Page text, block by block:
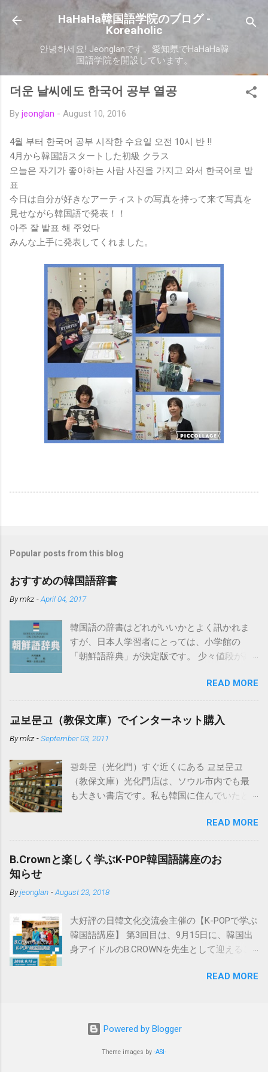
Skip to main content
HaHaHa韓国語学院のブログ -
Koreaholic
안녕하세요! Jeonglanです。愛知県でHaHaHa韓
国語学院を開設しています。
더운 날씨에도 한국어 공부 열공
By jeonglan - August 10, 2016
4월 부터 한국어 공부 시작한 수요일 오전 10시 반 !!
4月から韓国語スタートした初級 クラス
오늘은 자기가 좋아하는 사람 사진을 가지고 와서 한국어로 발
표
今日は自分が好きなアーティストの写真を持って来て写真を
見せながら韓国語で発表！！
아주 잘 발표 해 주었다
みんな上手に発表してくれました。
Popular posts from this blog
おすすめの韓国語辞書
Bymkz -April 04, 2017
韓国語の辞書はどれがいいかとよく訊かれま
すが、日本人学習者にとっては、小学館の
「朝鮮語辞典」が決定版です。 少々値段が高
みになぜ「朝鮮語」となっているかという
と、発売時点では日本の教育界で「朝鮮語」
とするのが慣例だったからだそうです。もち
ろん現在の韓国で使われている言葉を中心に
詳しく扱われています。 電子辞書でこの「朝
ています。 必要以上の高機能・辞書数でこち
らも値段が高めですが、下記の「日韓辞典」
も入っているのでおすすめです。 日韓辞典の
「朝鮮語辞典」とセットになる日韓辞典で
す。朝鮮語辞典と同じく実に詳しく解説され
ています。 ※iPhone用アプリも出ました。
READ MORE
교보문고（教保文庫）でインターネット購入
Bymkz -September 03, 2011
광화문（光化門）すぐ近くにある 교보문고
（教保文庫）光化門店は、ソウル市内でも最
も大きい書店です。私も韓国に住んでいたと
この교보문고のインターネットサイト
http://www.kyobobook.co.kr/ で注文可能で、日
本にも送付してくれます。 以下はその方法で
すが、ブラウザは基本的にInternet Explorerを
は通常Internet Explorerを使用していると思い
Internet Explorerを使用しないと正しく動作し
ない場合が多いです。 ①まずは会員加入で
す。 サイト画面最上部の“회원가입（会員加
の同時加入になりますがよろしいですか、と
す。 “가입계속하기（加入手続継続）”をクリッ
住日本人の場合は、“해외거주회원（海外居住
READ MORE
B.Crownと楽しく学ぶK-POP韓国語講座のお
知らせ
Byjeonglan -August 23, 2018
大好評の日韓文化交流会主催の【K-POPで学ぶ
韓国語講座】 第3回目は、9月15日に、韓国出
身アイドルのB.CROWNを先生として迎えるこ
ろんのこと、ずば抜けた日本語の実力で、ス
京ではすでに大人気です!! そんな彼らと近くで
交流しながら韓国語を学べるこの韓国語講座
に参加ご希望の方は、8/31までに参加申請を
READ MORE
Powered by Blogger
Theme images by -ASI-